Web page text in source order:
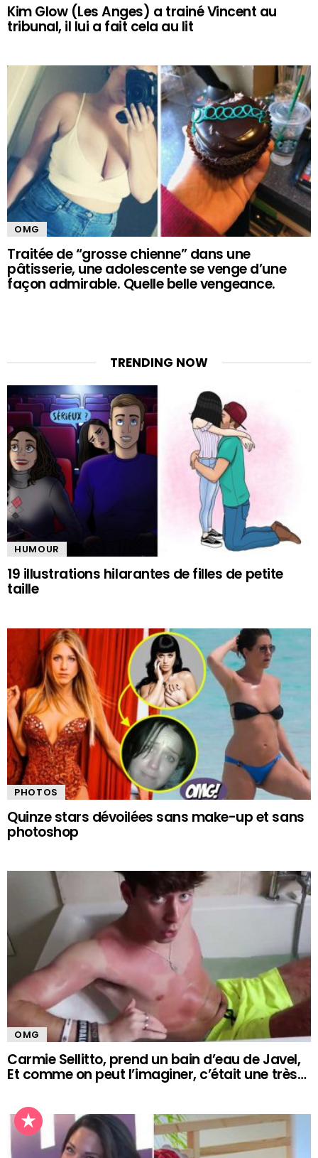
Kim Glow (Les Anges) a trainé Vincent au
tribunal, il lui a fait cela au lit
OMG
Traitée de “grosse chienne” dans une
pâtisserie, une adolescente se venge d’une
façon admirable. Quelle belle vengeance.
TRENDING NOW
HUMOUR
19 illustrations hilarantes de filles de petite
taille
PHOTOS
Quinze stars dévoilées sans make-up et sans
photoshop
OMG
Carmie Sellitto, prend un bain d’eau de Javel,
Et comme on peut l’imaginer, c’était une très…